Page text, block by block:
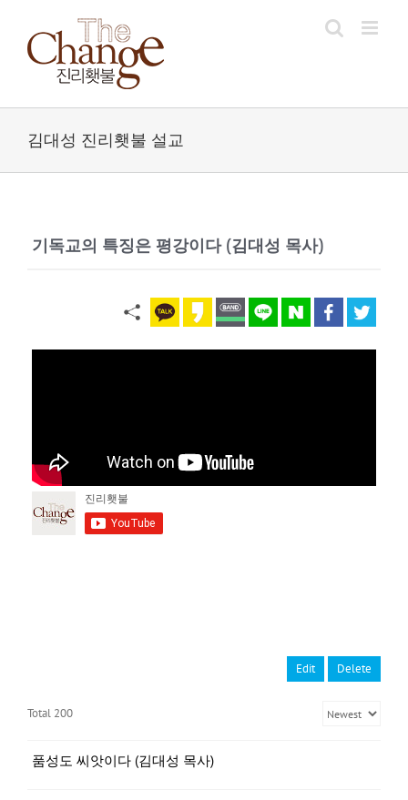
content
김대성 진리횃불 설교
기독교의 특징은 평강이다(김대성 목사)
Edit Delete
Total 200
품성도 씨앗이다 (김대성 목사)